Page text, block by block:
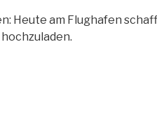
Heute am Flughafen
hochzuladen.